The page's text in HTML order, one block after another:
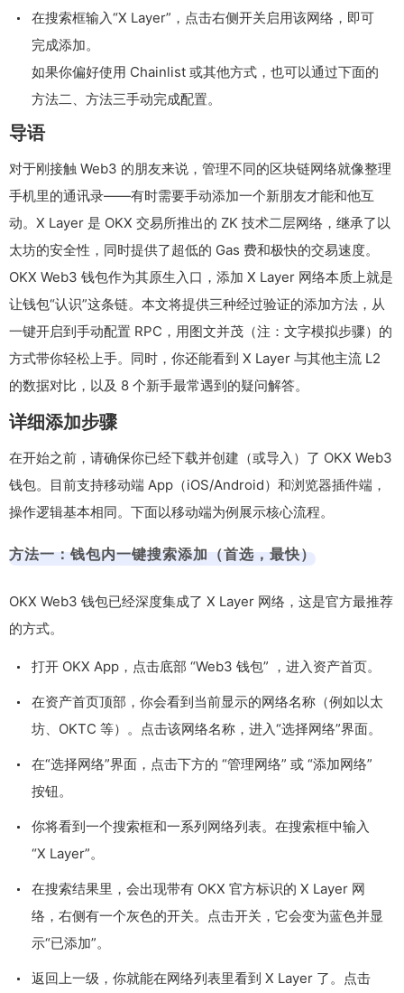
在搜索框输入“X Layer”，点击右侧开关启用该网络，即可
完成添加。
如果你偏好使用 Chainlist 或其他方式，也可以通过下面的
方法二、方法三手动完成配置。
导语
对于刚接触 Web3 的朋友来说，管理不同的区块链网络就像整理
手机里的通讯录——有时需要手动添加一个新朋友才能和他互
动。X Layer 是 OKX 交易所推出的 ZK 技术二层网络，继承了以
太坊的安全性，同时提供了超低的 Gas 费和极快的交易速度。
OKX Web3 钱包作为其原生入口，添加 X Layer 网络本质上就是
让钱包“认识”这条链。本文将提供三种经过验证的添加方法，从
一键开启到手动配置 RPC，用图文并茂（注：文字模拟步骤）的
方式带你轻松上手。同时，你还能看到 X Layer 与其他主流 L2
的数据对比，以及 8 个新手最常遇到的疑问解答。
详细添加步骤
在开始之前，请确保你已经下载并创建（或导入）了 OKX Web3
钱包。目前支持移动端 App（iOS/Android）和浏览器插件端，
操作逻辑基本相同。下面以移动端为例展示核心流程。
方法一：钱包内一键搜索添加（首选，最快）
OKX Web3 钱包已经深度集成了 X Layer 网络，这是官方最推荐
的方式。
打开 OKX App，点击底部 “Web3 钱包” ，进入资产首页。
在资产首页顶部，你会看到当前显示的网络名称（例如以太
坊、OKTC 等）。点击该网络名称，进入“选择网络”界面。
在“选择网络”界面，点击下方的 “管理网络” 或 “添加网络”
按钮。
你将看到一个搜索框和一系列网络列表。在搜索框中输入
“X Layer”。
在搜索结果里，会出现带有 OKX 官方标识的 X Layer 网
络，右侧有一个灰色的开关。点击开关，它会变为蓝色并显
示“已添加”。
返回上一级，你就能在网络列表里看到 X Layer 了。点击